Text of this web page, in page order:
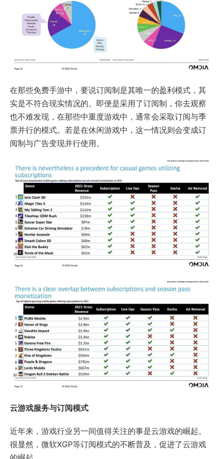
在那些免费手游中，要说订阅制是其唯一的盈利模式，其
实是不符合现实情况的。即便是采用了订阅制，你去观察
也不难发现，在那些中重度游戏中，通常会采取订阅与季
票并行的模式。若是在休闲游戏中，这一情况则会变成订
阅制与广告变现并行使用。
云游戏服务与订阅模式
近年来，游戏行业另一间值得关注的事是云游戏的崛起。
很显然，微软XGP等订阅模式的不断普及，促进了云游戏